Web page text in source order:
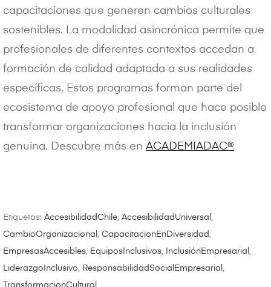
capacitaciones que generen cambios culturales
sostenibles. La modalidad asincrónica permite que
profesionales de diferentes contextos accedan a
formación de calidad adaptada a sus realidades
específicas. Estos programas forman parte del
ecosistema de apoyo profesional que hace posible
transformar organizaciones hacia la inclusión
genuina. Descubre más en ACADEMIADAC®
Etiquetas: AccesibilidadChile, AccesibilidadUniversal ,
CambioOrganizacional , CapacitacionEnDiversidad ,
EmpresasAccesibles, EquiposInclusivos, InclusiónEmpresarial ,
LiderazgoInclusivo, ResponsabilidadSocialEmpresarial ,